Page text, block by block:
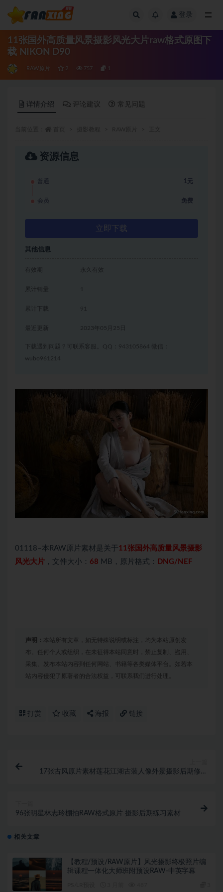
登录
11张国外高质量风景摄影风光大片raw格式原图下
载 NIKON D90
RAW原片 2 757 1
详情介绍 评论建议 常见问题
资源信息
普通 1元
会员 免费
立即下载
其他信息
有效期 永久有效
累计销量 1
累计下载 91
2023年05月25日
下载遇到问题？可联系客服。QQ：943105864 微信：
wubo961214
01118–本RAW原片素材是关于11张国外高质量风景摄影
风光大片 ，文件大小： 68 MB，原片格式： DNG/NEF
声明： 本站所有文章，如无特殊说明或标注，均为本站原创发
布。任何个人或组织，在未征得本站同意时，禁止复制、盗用、
采集、发布本站内容到任何网站、书籍等各类媒体平台。如若本
站内容侵犯了原著者的合法权益，可联系我们进行处理。
打赏 收藏 海报 链接
17张古风原片素材莲花江湖古装人像外景摄影后期修图
96张明星林志玲棚拍RAW格式原片 摄影后期练习素材
相关文章
【教程/预设/RAW原片】风光摄影终极照片编
辑课程一体化大师班附预设RAW-中英字幕